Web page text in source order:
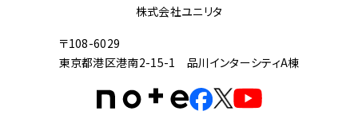
株式会社ユニリタ
〒108-6029
東京都港区港南2-15-1 品川インターシティA棟